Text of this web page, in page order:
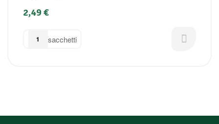
2,49€
sacchetti